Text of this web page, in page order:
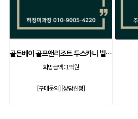
골든베이 골프앤리조트 투스카니 빌리지 실버회원권
희망금액 :1억원
[구매문의][상담신청]